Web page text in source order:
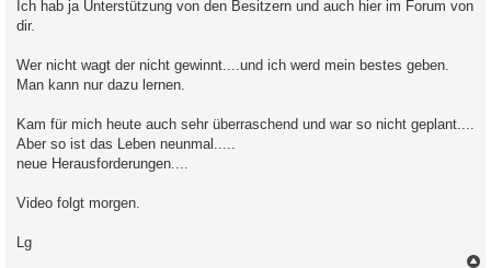
Ich hab ja Unterstützung von den Besitzern und auch hier im Forum von
dir.
Wer nicht wagt der nicht gewinnt....und ich werd mein bestes geben.
Man kann nur dazu lernen.
Kam für mich heute auch sehr überraschend und war so nicht geplant....
Aber so ist das Leben neunmal.....
neue Herausforderungen....
Video folgt morgen.
Lg